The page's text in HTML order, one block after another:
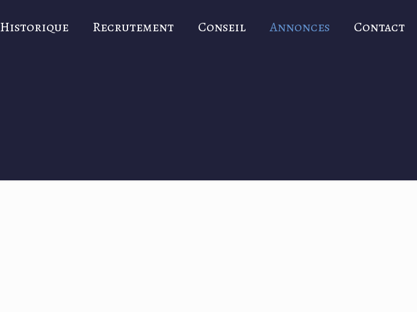
Historique Recrutement Conseil Annonces Contact